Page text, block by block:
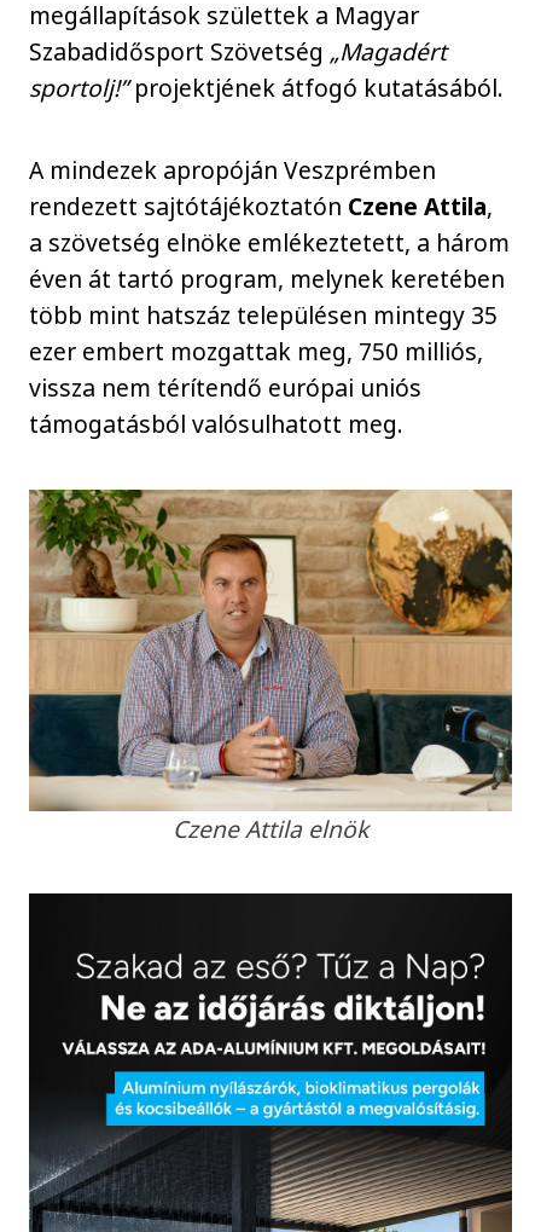
megállapítások születtek a Magyar
Szabadidősport Szövetség „Magadért
sportolj!”projektjének átfogó kutatásából.
A mindezek apropóján Veszprémben
rendezett sajtótájékoztatón Czene Attila,
a szövetség elnöke emlékeztetett, a három
éven át tartó program, melynek keretében
több mint hatszáz településen mintegy 35
ezer embert mozgattak meg, 750 milliós,
vissza nem térítendő európai uniós
támogatásból valósulhatott meg.
Czene Attila elnök